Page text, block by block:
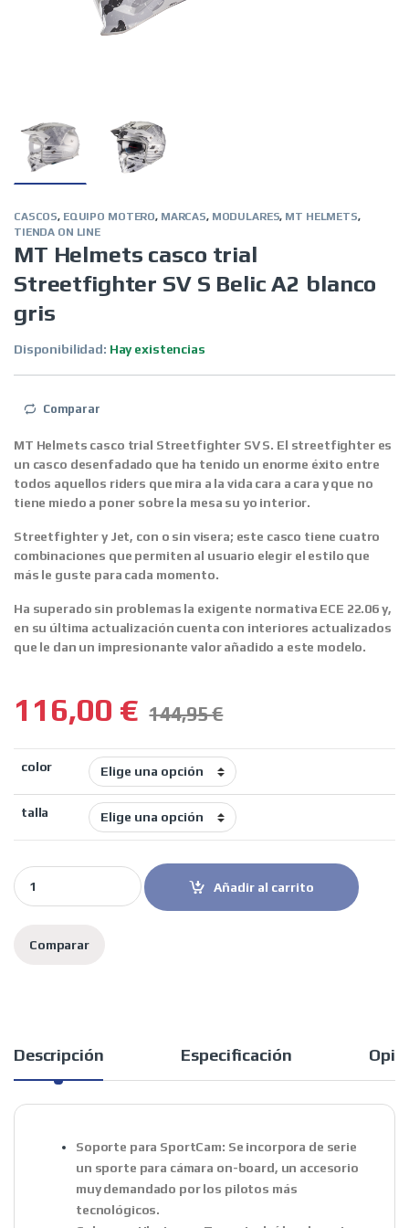
CASCOS, EQUIPO MOTERO, MARCAS, MODULARES, MT HELMETS,
TIENDA ON LINE
MT Helmets casco trial
Streetfighter SV S Belic A2 blanco
gris
Disponibilidad: Hay existencias
Comparar
MT Helmets casco trial Streetfighter SV S. El streetfighter es
un casco desenfadado que ha tenido un enorme éxito entre
todos aquellos riders que mira a la vida cara a cara y que no
tiene miedo a poner sobre la mesa su yo interior.
Streetfighter y Jet, con o sin visera; este casco tiene cuatro
combinaciones que permiten al usuario elegir el estilo que
más le guste para cada momento.
Ha superado sin problemas la exigente normativa ECE 22.06 y,
en su última actualización cuenta con interiores actualizados
que le dan un impresionante valor añadido a este modelo.
116,00 € 144,95€
color
talla
MT Helmets casco trial Streetfighter SV S Belic A2 blanco gris
Añadir al carrito
Comparar
Descripción Especificación
Soporte para SportCam: Se incorpora de serie
un sporte para cámara on-board, un accesorio
muy demandado por los pilotos más
tecnológicos.